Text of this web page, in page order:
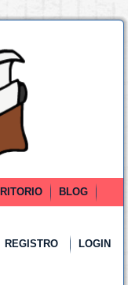
BLOG
REGISTRO LOGIN